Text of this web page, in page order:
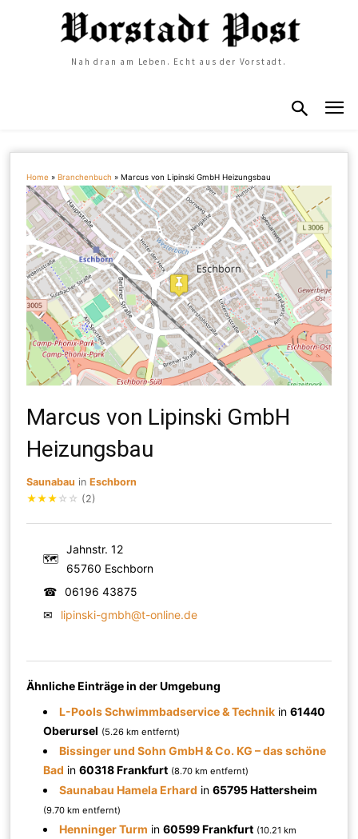
Nah dran am Leben. Echt aus der Vorstadt.
Home »Branchenbuch »Marcus von Lipinski GmbH Heizungsbau
Marcus von Lipinski GmbH
Heizungsbau
Saunabau inEschborn
★★★ ☆ ☆ (2)
🗺
Jahnstr. 12
65760 Eschborn
☎
06196 43875
✉
lipinski-gmbh@t-online.de
Ähnliche Einträge in der Umgebung
L-Pools Schwimmbadservice & Technik in61440
Oberursel (5.26 km entfernt)
Bissinger und Sohn GmbH & Co. KG – das schöne
Bad in60318 Frankfurt (8.70 km entfernt)
Saunabau Hamela Erhard in65795 Hattersheim
(9.70 km entfernt)
Henninger Turm in60599 Frankfurt (10.21 km